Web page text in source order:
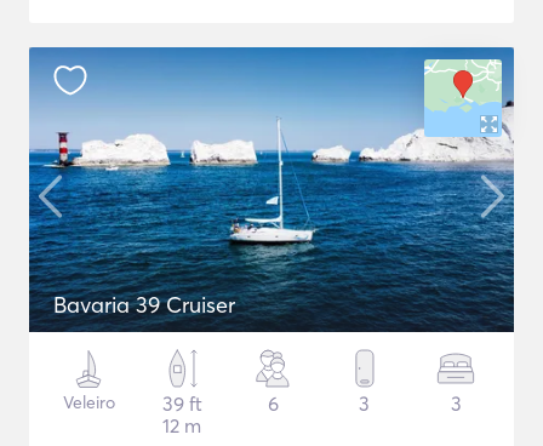
Bavaria 39 Cruiser
Veleiro
39 ft
12 m
6 3 3